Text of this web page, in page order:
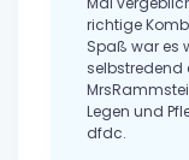
richtige
Spaß war es
selbstredend
Legen und
dfdc.